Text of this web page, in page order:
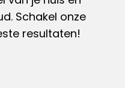
Schakel onze
resultaten!